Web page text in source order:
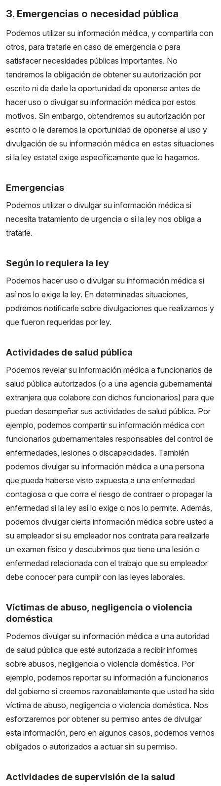
3. Emergencias o necesidad pública
Podemos utilizar su información médica, y compartirla con
otros, para tratarle en caso de emergencia o para
satisfacer necesidades públicas importantes. No
tendremos la obligación de obtener su autorización por
escrito ni de darle la oportunidad de oponerse antes de
hacer uso o divulgar su información médica por estos
motivos. Sin embargo, obtendremos su autorización por
escrito o le daremos la oportunidad de oponerse al uso y
divulgación de su información médica en estas situaciones
si la ley estatal exige específicamente que lo hagamos.
Emergencias
Podemos utilizar o divulgar su información médica si
necesita tratamiento de urgencia o si la ley nos obliga a
tratarle.
Según lo requiera la ley
Podemos hacer uso o divulgar su información médica si
así nos lo exige la ley. En determinadas situaciones,
podremos notificarle sobre divulgaciones que realizamos y
que fueron requeridas por ley.
Actividades de salud pública
Podemos revelar su información médica a funcionarios de
salud pública autorizados (o a una agencia gubernamental
extranjera que colabore con dichos funcionarios) para que
puedan desempeñar sus actividades de salud pública. Por
ejemplo, podemos compartir su información médica con
funcionarios gubernamentales responsables del control de
enfermedades, lesiones o discapacidades. También
podemos divulgar su información médica a una persona
que pueda haberse visto expuesta a una enfermedad
contagiosa o que corra el riesgo de contraer o propagar la
enfermedad si la ley así lo exige o nos lo permite. Además,
podemos divulgar cierta información médica sobre usted a
su empleador si su empleador nos contrata para realizarle
un examen físico y descubrimos que tiene una lesión o
enfermedad relacionada con el trabajo que su empleador
debe conocer para cumplir con las leyes laborales.
Víctimas de abuso, negligencia o violencia
doméstica
Podemos divulgar su información médica a una autoridad
de salud pública que esté autorizada a recibir informes
sobre abusos, negligencia o violencia doméstica. Por
ejemplo, podemos reportar su información a funcionarios
del gobierno si creemos razonablemente que usted ha sido
víctima de abuso, negligencia o violencia doméstica. Nos
esforzaremos por obtener su permiso antes de divulgar
esta información, pero en algunos casos, podemos vernos
obligados o autorizados a actuar sin su permiso.
Actividades de supervisión de la salud